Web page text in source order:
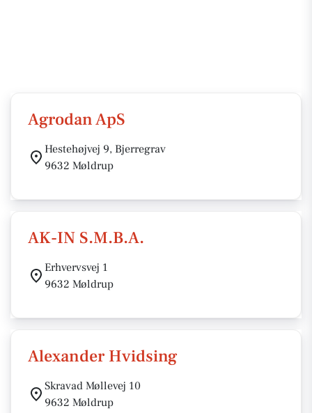
Agrodan ApS
Hestehøjvej 9, Bjerregrav
9632 Møldrup
AK-IN S.M.B.A.
Erhvervsvej 1
9632 Møldrup
Alexander Hvidsing
Skravad Møllevej 10
9632 Møldrup